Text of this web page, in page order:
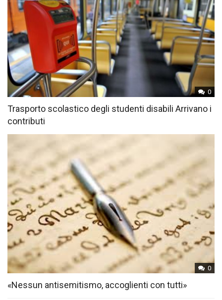
0
Trasporto scolastico degli studenti disabili Arrivano i
contributi
0
«Nessun antisemitismo, accoglienti con tutti»